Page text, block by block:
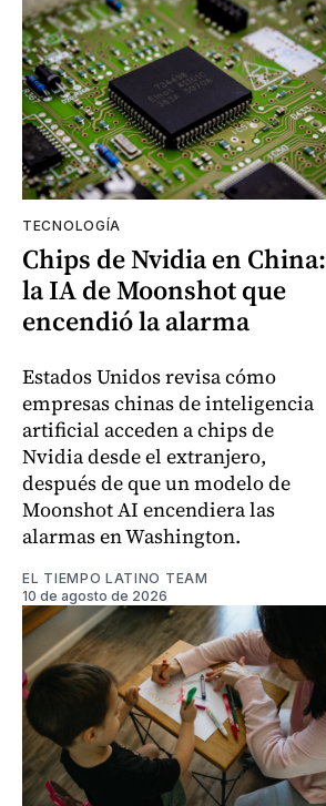
TECNOLOGÍA
Chips de Nvidia en China:
la IA de Moonshot que
encendió la alarma
Estados Unidos revisa cómo
empresas chinas de inteligencia
artificial acceden a chips de
Nvidia desde el extranjero,
después de que un modelo de
Moonshot AI encendiera las
alarmas en Washington.
EL TIEMPO LATINO TEAM
10 de agosto de 2026